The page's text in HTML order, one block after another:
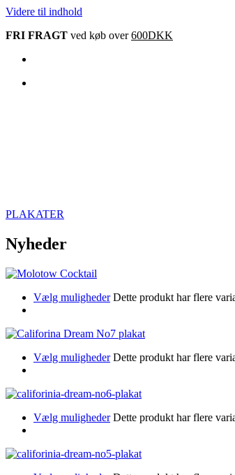
Videre til indhold
FRI FRAGT ved køb over600DKK
PLAKATER
Nyheder
Vælg muligheder Dette produkt har flere
Vælg muligheder Dette produkt har flere
Vælg muligheder Dette produkt har flere